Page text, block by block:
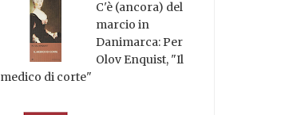
C'è (ancora) del
marcio in
Danimarca: Per
Olov Enquist, "Il
medico di corte"